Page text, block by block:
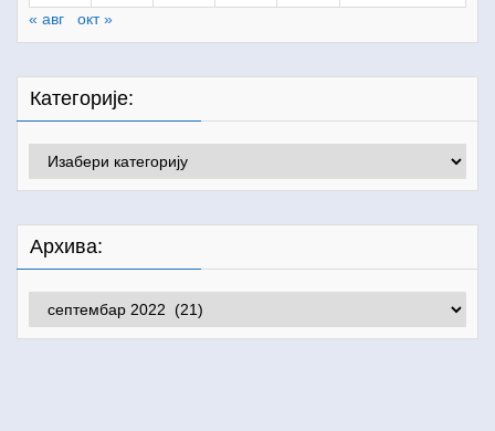
« авг
окт »
Категорије:
Категорије:
Архива: